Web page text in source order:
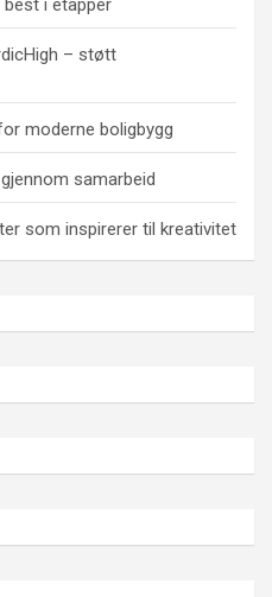
i etapper
– støtt
moderne boligbygg
samarbeid
som inspirerer til kreativitet